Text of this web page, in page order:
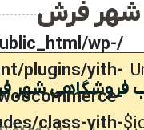
شهر فرش
فروشگاهی شهر
wp-
plugins/yith-
class-yith-